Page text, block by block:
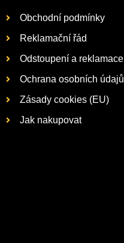
Obchodní podmínky
Reklamační řád
Odstoupení a reklamace
Ochrana osobních údajů
Zásady cookies (EU)
Jak nakupovat